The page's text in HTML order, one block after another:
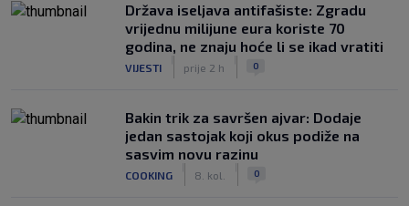
Država iseljava antifašiste: Zgradu
vrijednu milijune eura koriste 70
godina, ne znaju hoće li se ikad vratiti
VIJESTI prije 2 h 0
Bakin trik za savršen ajvar: Dodaje
jedan sastojak koji okus podiže na
sasvim novu razinu
COOKING 8. kol. 0